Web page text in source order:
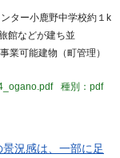
ター小鹿野中学校約１k
館などが建ち並
業可能建物（町管理）
種別：pdf
況感は、一部に足